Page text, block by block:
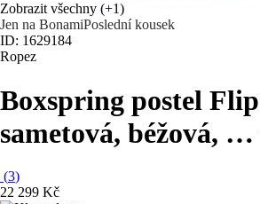
Zobrazit všechny (+1)
Jen na BonamiPoslední kousek
ID: 1629184
Ropez
Boxspring postel Flip
sametová, béžová, …
(3)
22 299 Kč